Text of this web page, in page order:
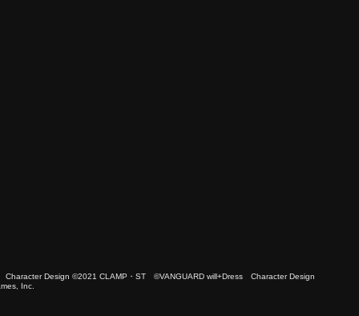
Design ©2021 CLAMP・ST ©VANGUARD will+Dress Character Design
Inc.